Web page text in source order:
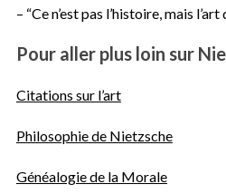
– “Ce n’est pas l’histoire, mais
Pour aller plus loin sur
Citations sur l’art
Philosophie de Nietzsche
Généalogie de la Morale